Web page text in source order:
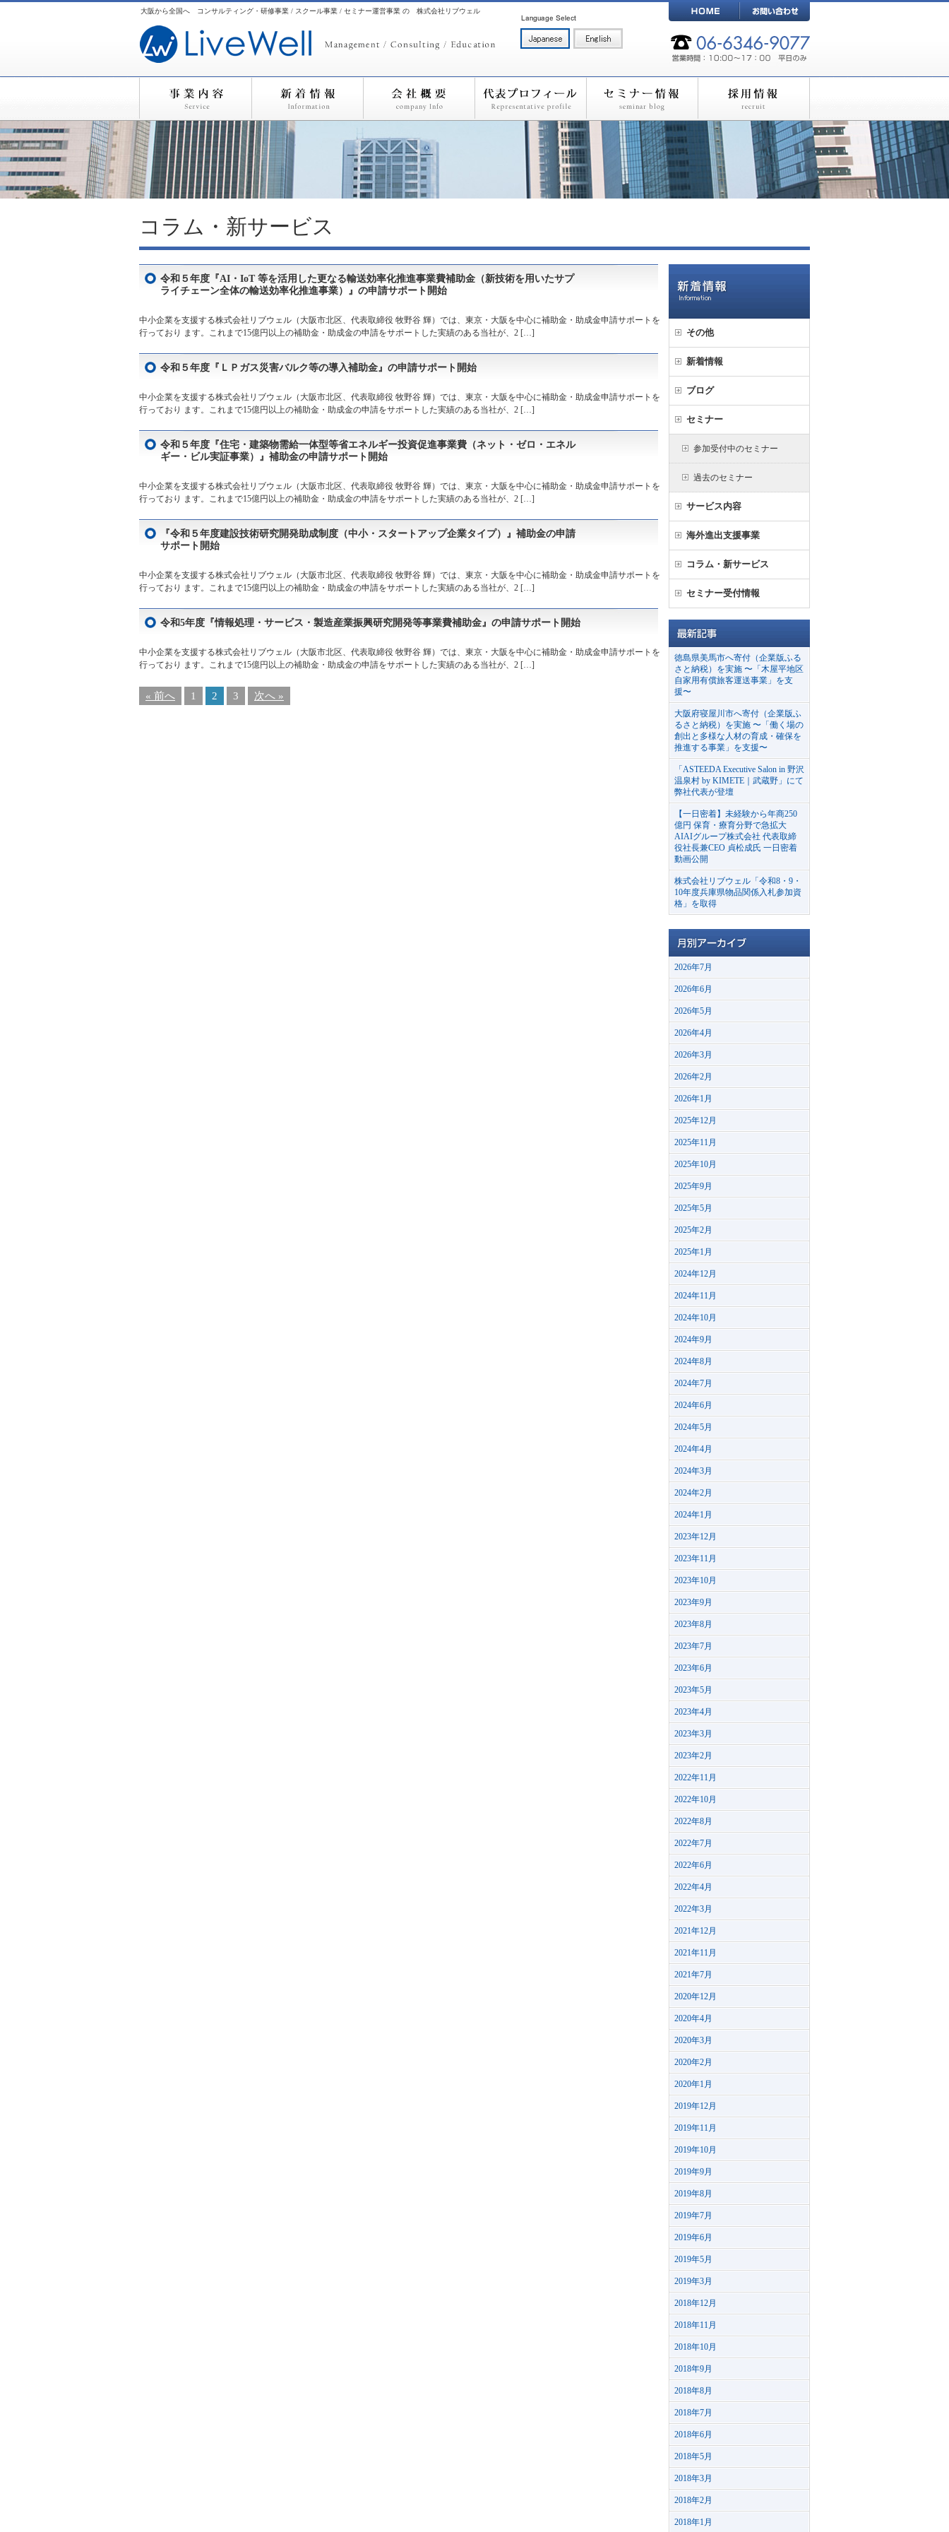
大阪から全国へ コンサルティング・研修事業 / スクール事業 / セミナー運営事業 の 株式会社リブウェル
コラム・新サービス
令和５年度『AI・IoT 等を活用した更なる輸送効率化推進事業費補助金（新技術を用いたサプ
ライチェーン全体の輸送効率化推進事業）』の申請サポート開始
中小企業を支援する株式会社リブウェル（大阪市北区、代表取締役 牧野谷 輝）では、東京・大阪を中心に補助金・助成金申請サポートを
行っており ます。これまで15億円以上の補助金・助成金の申請をサポートした実績のある当社が、2 […]
令和５年度『ＬＰガス災害バルク等の導入補助金』の申請サポート開始
中小企業を支援する株式会社リブウェル（大阪市北区、代表取締役 牧野谷 輝）では、東京・大阪を中心に補助金・助成金申請サポートを
行っており ます。これまで15億円以上の補助金・助成金の申請をサポートした実績のある当社が、2 […]
令和５年度『住宅・建築物需給一体型等省エネルギー投資促進事業費（ネット・ゼロ・エネル
ギー・ビル実証事業）』補助金の申請サポート開始
中小企業を支援する株式会社リブウェル（大阪市北区、代表取締役 牧野谷 輝）では、東京・大阪を中心に補助金・助成金申請サポートを
行っており ます。これまで15億円以上の補助金・助成金の申請をサポートした実績のある当社が、2 […]
『令和５年度建設技術研究開発助成制度（中小・スタートアップ企業タイプ）』補助金の申請
サポート開始
中小企業を支援する株式会社リブウェル（大阪市北区、代表取締役 牧野谷 輝）では、東京・大阪を中心に補助金・助成金申請サポートを
行っており ます。これまで15億円以上の補助金・助成金の申請をサポートした実績のある当社が、2 […]
令和5年度『情報処理・サービス・製造産業振興研究開発等事業費補助金』の申請サポート開始
中小企業を支援する株式会社リブウェル（大阪市北区、代表取締役 牧野谷 輝）では、東京・大阪を中心に補助金・助成金申請サポートを
行っており ます。これまで15億円以上の補助金・助成金の申請をサポートした実績のある当社が、2 […]
« 前へ 1 2 3 次へ »
その他
新着情報
ブログ
セミナー
参加受付中のセミナー
過去のセミナー
サービス内容
海外進出支援事業
コラム・新サービス
セミナー受付情報
徳島県美馬市へ寄付（企業版ふる
さと納税）を実施 〜「木屋平地区
自家用有償旅客運送事業」を支
援〜
大阪府寝屋川市へ寄付（企業版ふ
るさと納税）を実施 〜「働く場の
創出と多様な人材の育成・確保を
推進する事業」を支援〜
「ASTEEDA Executive Salon in 野沢
温泉村 by KIMETE｜武蔵野」にて
弊社代表が登壇
【一日密着】未経験から年商250
億円 保育・療育分野で急拡大
AIAIグループ株式会社 代表取締
役社長兼CEO 貞松成氏 一日密着
動画公開
株式会社リブウェル「令和8・9・
10年度兵庫県物品関係入札参加資
格」を取得
2026年7月
2026年6月
2026年5月
2026年4月
2026年3月
2026年2月
2026年1月
2025年12月
2025年11月
2025年10月
2025年9月
2025年5月
2025年2月
2025年1月
2024年12月
2024年11月
2024年10月
2024年9月
2024年8月
2024年7月
2024年6月
2024年5月
2024年4月
2024年3月
2024年2月
2024年1月
2023年12月
2023年11月
2023年10月
2023年9月
2023年8月
2023年7月
2023年6月
2023年5月
2023年4月
2023年3月
2023年2月
2022年11月
2022年10月
2022年8月
2022年7月
2022年6月
2022年4月
2022年3月
2021年12月
2021年11月
2021年7月
2020年12月
2020年4月
2020年3月
2020年2月
2020年1月
2019年12月
2019年11月
2019年10月
2019年9月
2019年8月
2019年7月
2019年6月
2019年5月
2019年3月
2018年12月
2018年11月
2018年10月
2018年9月
2018年8月
2018年7月
2018年6月
2018年5月
2018年3月
2018年2月
2018年1月